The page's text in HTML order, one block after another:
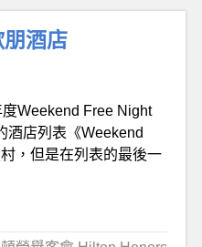
酒店
Weekend Free Night
酒店列表《Weekend
，但是在列表的最後一